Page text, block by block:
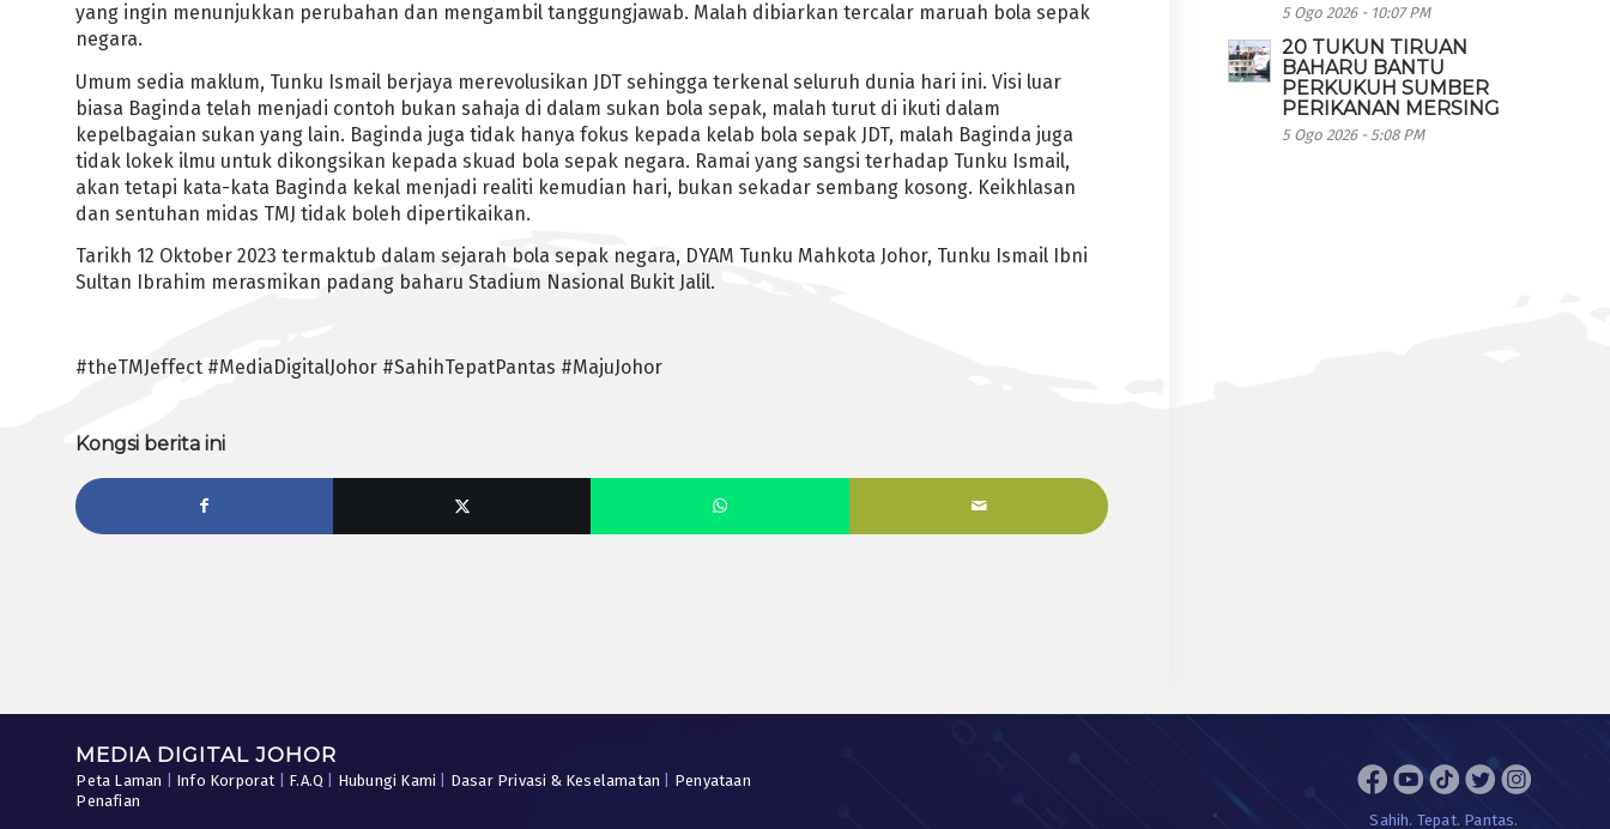
yang ingin menunjukkan perubahan dan mengambil tanggungjawab. Malah dibiarkan tercalar maruah bola sepak
negara.
Umum sedia maklum, Tunku Ismail berjaya merevolusikan JDT sehingga terkenal seluruh dunia hari ini. Visi luar
biasa Baginda telah menjadi contoh bukan sahaja di dalam sukan bola sepak, malah turut di ikuti dalam
kepelbagaian sukan yang lain. Baginda juga tidak hanya fokus kepada kelab bola sepak JDT, malah Baginda juga
tidak lokek ilmu untuk dikongsikan kepada skuad bola sepak negara. Ramai yang sangsi terhadap Tunku Ismail,
akan tetapi kata-kata Baginda kekal menjadi realiti kemudian hari, bukan sekadar sembang kosong. Keikhlasan
dan sentuhan midas TMJ tidak boleh dipertikaikan.
Tarikh 12 Oktober 2023 termaktub dalam sejarah bola sepak negara, DYAM Tunku Mahkota Johor, Tunku Ismail Ibni
Sultan Ibrahim merasmikan padang baharu Stadium Nasional Bukit Jalil.
#theTMJeffect #MediaDigitalJohor #SahihTepatPantas #MajuJohor
Kongsi berita ini
5 Ogo 2026 - 10:07 PM
20 TUKUN TIRUAN
BAHARU BANTU
PERKUKUH SUMBER
PERIKANAN MERSING
5 Ogo 2026 - 5:08 PM
MEDIA DIGITAL JOHOR
Peta Laman Info Korporat F.A.Q Hubungi Kami Dasar Privasi & Keselamatan
Penyataan
Penafian
Sahih. Tepat. Pantas.